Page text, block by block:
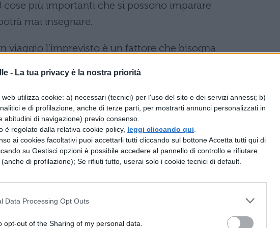
- La tua privacy è la nostra priorità
utilizza cookie: a) necessari (tecnici) per l'uso del sito e dei servizi annessi; b)
e di profilazione, anche di terze parti, per mostrarti annunci personalizzati in
abitudini di navigazione) previo consenso.
è regolato dalla relativa cookie policy, leggi cliccando qui
ai cookies facoltativi puoi accettarli tutti cliccando sul bottone Accetta tutti qui di
su Gestisci opzioni è possibile accedere al pannello di controllo e rifiutare
di profilazione); Se rifiuti tutto, userai solo i cookie tecnici di default.
Data Processing Opt Outs
opt-out of the Sharing of my personal data.
più importanti che si possono imparare
mai insegnare.
viaggio l'imprevisto è un fattore che bisogna
in realtà sorprende sempre, in un modo o
di riferimenti e affidarsi alle proprie capacità,
è qualcosa di inestimabile.
sui libri scopriamo tante cose su coloro che ci
in altri Paesi, ma toccare con mano, respirare
a usanze diverse dalle nostre, anche se non le si
tutta un'altra cosa.
una delle cose più belle del viaggio è l'incontro
per un breve lasso di tempo diventano amici